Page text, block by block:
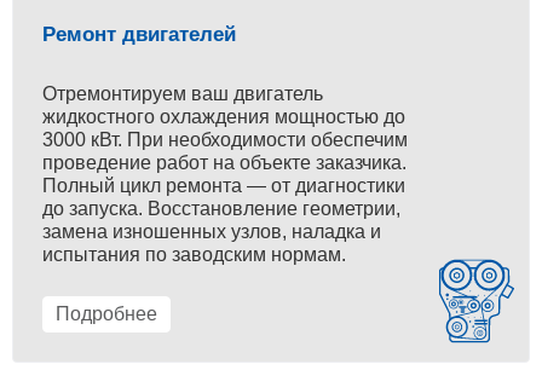
Ремонт двигателей
Отремонтируем ваш двигатель
жидкостного охлаждения мощностью до
3000 кВт. При необходимости обеспечим
проведение работ на объекте заказчика.
Полный цикл ремонта — от диагностики
до запуска. Восстановление геометрии,
замена изношенных узлов, наладка и
испытания по заводским нормам.
Подробнее